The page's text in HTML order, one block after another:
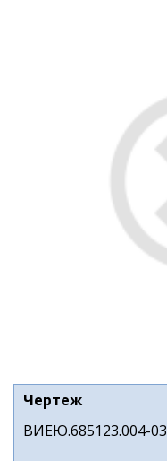
Чертеж
ВИЕЮ.685123.004-03